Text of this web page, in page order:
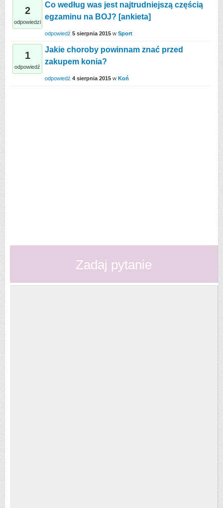
2
odpowiedzi
Co według was jest najtrudniejszą częścią
egzaminu na BOJ? [ankieta]
odpowiedź 5 sierpnia 2015 w Sport
1
odpowiedź
Jakie choroby powinnam znać przed
zakupem konia?
odpowiedź 4 sierpnia 2015 w Koń
Zadaj pytanie